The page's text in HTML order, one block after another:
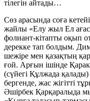
тілегін айтады…
Сөз арасында соға
жайлы «Елу жыл Ел
фолиант-кітапты оқып
дерекке тап болдым.
шежіре мен қазақтың
ғой. Арғын ішінде
(сүйегі Құлжада
бергенде, жас жігітті
Әшірбек Қарқаралыда